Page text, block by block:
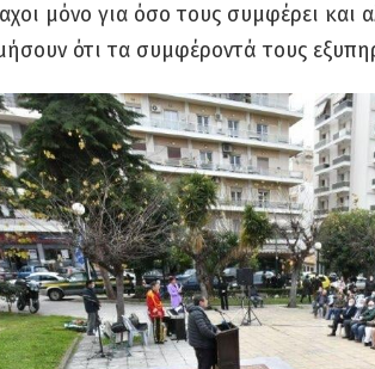
μόνο για όσο τους συμφέρει
ότι τα συμφέροντά τους